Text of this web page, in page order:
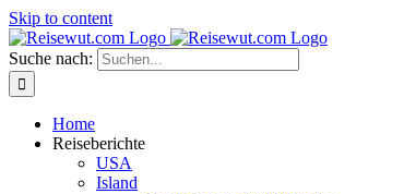
Skip to content
Suche nach:
Home
Reiseberichte
USA
Island